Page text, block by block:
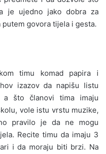
je ujedno jako dobra za
govora tijela i gesta.
timu komad papira i
izazov da napišu listu
što članovi tima imaju
vole istu vrstu muzike,
pravilo je da ne mogu
Recite timu da imaju 3
i da moraju biti brzi. Na